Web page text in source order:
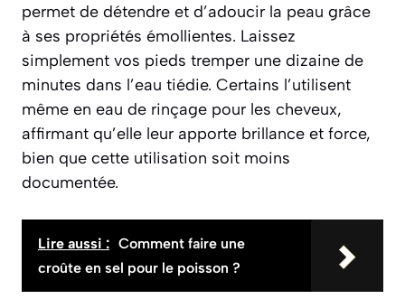
permet de détendre et d’adoucir la peau grâce
à ses propriétés émollientes. Laissez
simplement vos pieds tremper une dizaine de
minutes dans l’eau tiédie. Certains l’utilisent
même en eau de rinçage pour les cheveux,
affirmant qu’elle leur apporte brillance et force,
bien que cette utilisation soit moins
documentée.
Lire aussi : Comment faire une
croûte en sel pour le poisson ?